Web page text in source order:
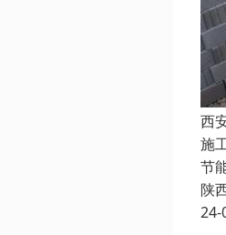
西
施
节
陕
24-